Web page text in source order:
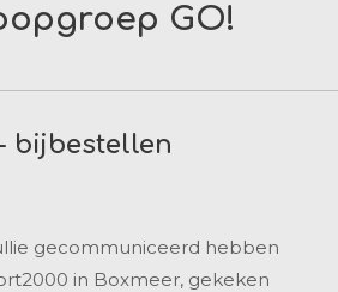
GO!
bijbestellen
gecommuniceerd hebben
in Boxmeer, gekeken